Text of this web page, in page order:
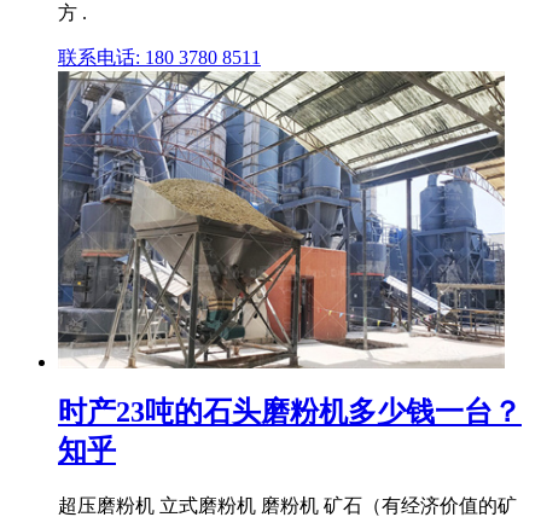
方 .
联系电话: 180 3780 8511
时产23吨的石头磨粉机多少钱一台？
知乎
超压磨粉机 立式磨粉机 磨粉机 矿石（有经济价值的矿